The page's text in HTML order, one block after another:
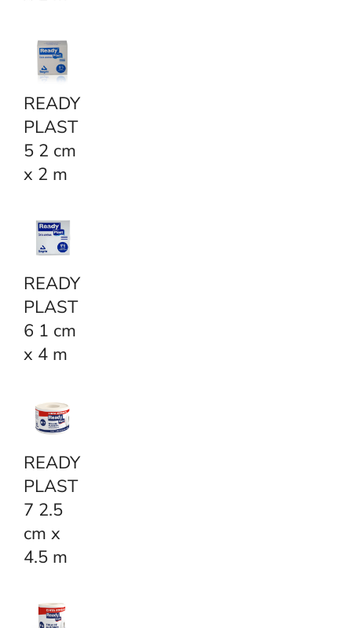
READY
PLAST
5 2 cm
x 2 m
READY
PLAST
6 1 cm
x 4 m
READY
PLAST
7 2.5
cm x
4.5 m